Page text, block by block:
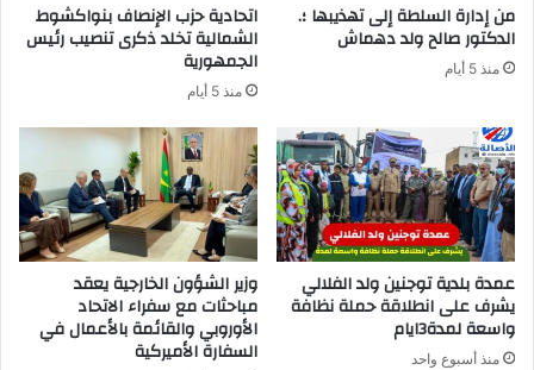
من إدارة السلطة إلى تهذيبها ؛.
الدكتور صالح ولد دهماش
منذ 5 أيام
اتحادية حزب الإنصاف بنواكشوط
الشمالية تخلد ذكرى تنصيب رئيس
الجمهورية
منذ 5 أيام
عمدة بلدية توجنين ولد الفلالي
يشرف على انطلاقة حملة نظافة
واسعة لمدة3ايام
منذ أسبوع واحد
وزير الشؤون الخارجية يعقد
مباحثات مع سفراء الاتحاد
الأوروبي والقائمة بالأعمال في
السفارة الأميركية